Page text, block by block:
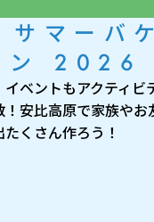
マーバケ
ン 2026
ベントもアクティビ
！安比高原で家族やお
くさん作ろう！